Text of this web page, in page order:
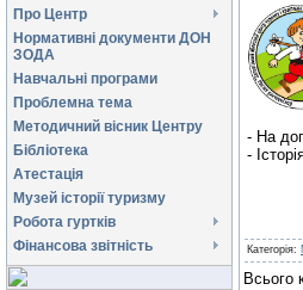
Про Центр
Нормативні документи ДОН
ЗОДА
Навчальні програми
Проблемна тема
Методичний вісник Центру
Бібліотека
Атестація
Музей історії туризму
Робота гуртків
Фінансова звітність
- На
-
Категорія:
Всього